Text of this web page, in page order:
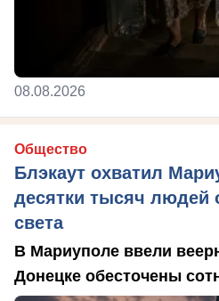
08.08.2026
Общество
Блэкаут охватил
десятки тысяч людей
света
В Мариуполе ввели
Донецке обесточены